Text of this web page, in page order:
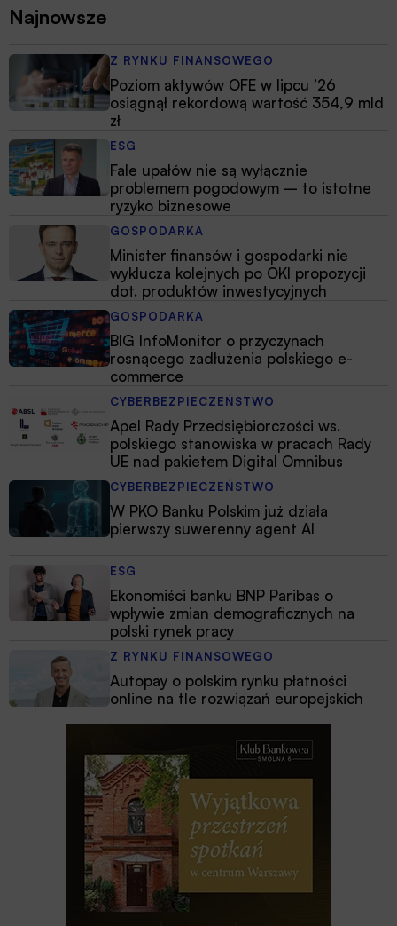
Najnowsze
Z RYNKU FINANSOWEGO
Poziom aktywów OFE w lipcu ’26
osiągnął rekordową wartość 354,9 mld
zł
ESG
Fale upałów nie są wyłącznie
problemem pogodowym – to istotne
ryzyko biznesowe
GOSPODARKA
Minister finansów i gospodarki nie
wyklucza kolejnych po OKI propozycji
dot. produktów inwestycyjnych
GOSPODARKA
BIG InfoMonitor o przyczynach
rosnącego zadłużenia polskiego e-
commerce
CYBERBEZPIECZEŃSTWO
Apel Rady Przedsiębiorczości ws.
polskiego stanowiska w pracach Rady
UE nad pakietem Digital Omnibus
CYBERBEZPIECZEŃSTWO
W PKO Banku Polskim już działa
pierwszy suwerenny agent AI
ESG
Ekonomiści banku BNP Paribas o
wpływie zmian demograficznych na
polski rynek pracy
Z RYNKU FINANSOWEGO
Autopay o polskim rynku płatności
online na tle rozwiązań europejskich